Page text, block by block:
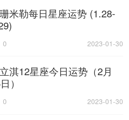
米勒每日星座运势 (1.28-
2023-01-30
0
淇12星座今日运势（2月
）
2023-01-30
0